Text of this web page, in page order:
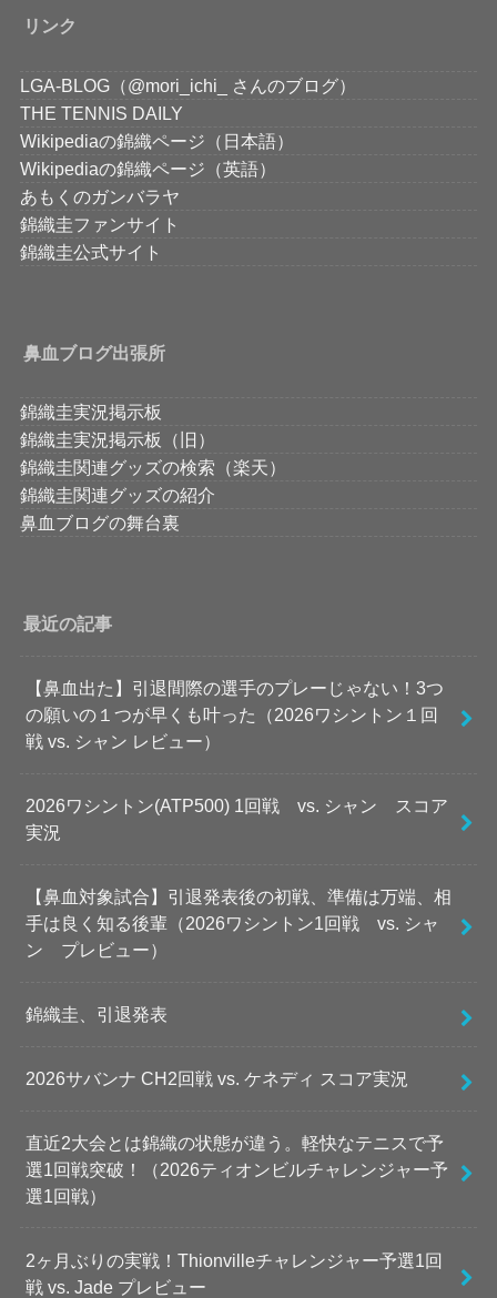
リンク
LGA-BLOG（@mori_ichi_ さんのブログ）
THE TENNIS DAILY
Wikipediaの錦織ページ（日本語）
Wikipediaの錦織ページ（英語）
あもくのガンバラヤ
錦織圭ファンサイト
錦織圭公式サイト
鼻血ブログ出張所
錦織圭実況掲示板
錦織圭実況掲示板（旧）
錦織圭関連グッズの検索（楽天）
錦織圭関連グッズの紹介
鼻血ブログの舞台裏
最近の記事
【鼻血出た】引退間際の選手のプレーじゃない！3つ
の願いの１つが早くも叶った（2026ワシントン１回
戦 vs. シャン レビュー）
2026ワシントン(ATP500) 1回戦 vs. シャン スコア
実況
【鼻血対象試合】引退発表後の初戦、準備は万端、相
手は良く知る後輩（2026ワシントン1回戦 vs. シャ
ン プレビュー）
錦織圭、引退発表
2026サバンナ CH2回戦 vs. ケネディ スコア実況
直近2大会とは錦織の状態が違う。軽快なテニスで予
選1回戦突破！（2026ティオンビルチャレンジャー予
選1回戦）
2ヶ月ぶりの実戦！Thionvilleチャレンジャー予選1回
戦 vs. Jade プレビュー